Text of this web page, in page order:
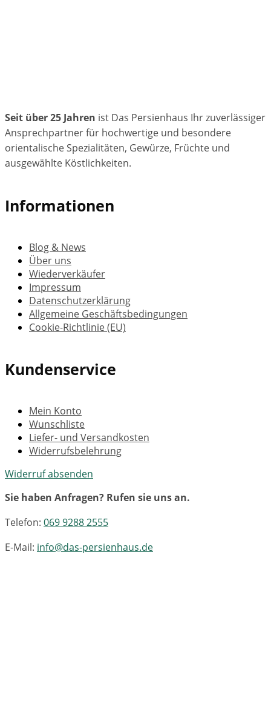
Seit über 25 Jahren ist Das Persienhaus Ihr zuverlässiger
Ansprechpartner für hochwertige und besondere
orientalische Spezialitäten, Gewürze, Früchte und
ausgewählte Köstlichkeiten.
Informationen
Blog & News
Über uns
Wiederverkäufer
Impressum
Datenschutzerklärung
Allgemeine Geschäftsbedingungen
Cookie-Richtlinie (EU)
Kundenservice
Mein Konto
Wunschliste
Liefer- und Versandkosten
Widerrufsbelehrung
Widerruf absenden
Sie haben Anfragen? Rufen sie uns an.
Telefon: 069 9288 2555
E-Mail: info@das-persienhaus.de